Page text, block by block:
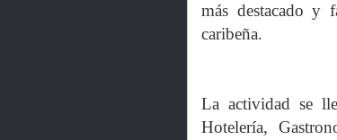
más destacado y
caribeña.
La actividad se
Hotelería,